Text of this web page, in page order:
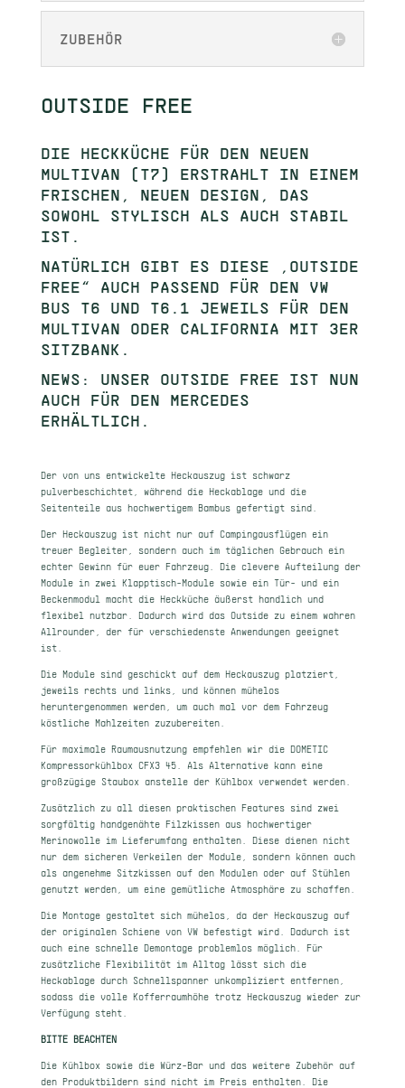
ZUBEHÖR
OUTSIDE FREE
DIE HECKKÜCHE FÜR DEN NEUEN
MULTIVAN (T7) ERSTRAHLT IN EINEM
FRISCHEN, NEUEN DESIGN, DAS
SOWOHL STYLISCH ALS AUCH STABIL
IST.
NATÜRLICH GIBT ES DIESE „OUTSIDE
FREE“ AUCH PASSEND FÜR DEN VW
BUS T6 UND T6.1 JEWEILS FÜR DEN
MULTIVAN ODER CALIFORNIA MIT 3ER
SITZBANK.
NEWS: UNSER OUTSIDE FREE IST NUN
AUCH FÜR DEN MERCEDES
ERHÄLTLICH.
Der von uns entwickelte Heckauszug ist schwarz
pulverbeschichtet, während die Heckablage und die
Seitenteile aus hochwertigem Bambus gefertigt sind.
Der Heckauszug ist nicht nur auf Campingausflügen ein
treuer Begleiter, sondern auch im täglichen Gebrauch ein
echter Gewinn für euer Fahrzeug. Die clevere Aufteilung der
Module in zwei Klapptisch-Module sowie ein Tür- und ein
Beckenmodul macht die Heckküche äußerst handlich und
flexibel nutzbar. Dadurch wird das Outside zu einem wahren
Allrounder, der für verschiedenste Anwendungen geeignet
ist.
Die Module sind geschickt auf dem Heckauszug platziert,
jeweils rechts und links, und können mühelos
heruntergenommen werden, um auch mal vor dem Fahrzeug
köstliche Mahlzeiten zuzubereiten.
Für maximale Raumausnutzung empfehlen wir die DOMETIC
Kompressorkühlbox CFX3 45. Als Alternative kann eine
großzügige Staubox anstelle der Kühlbox verwendet werden.
Zusätzlich zu all diesen praktischen Features sind zwei
sorgfältig handgenähte Filzkissen aus hochwertiger
Merinowolle im Lieferumfang enthalten. Diese dienen nicht
nur dem sicheren Verkeilen der Module, sondern können auch
als angenehme Sitzkissen auf den Modulen oder auf Stühlen
genutzt werden, um eine gemütliche Atmosphäre zu schaffen.
Die Montage gestaltet sich mühelos, da der Heckauszug auf
der originalen Schiene von VW befestigt wird. Dadurch ist
auch eine schnelle Demontage problemlos möglich. Für
zusätzliche Flexibilität im Alltag lässt sich die
Heckablage durch Schnellspanner unkompliziert entfernen,
sodass die volle Kofferraumhöhe trotz Heckauszug wieder zur
Verfügung steht.
BITTE BEACHTEN
Die Kühlbox sowie die Würz-Barund das weitere Zubehör auf
den Produktbildern sind nicht im Preis enthalten. Die